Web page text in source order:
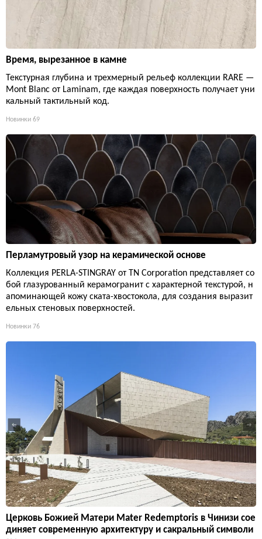
Время, вырезанное в камне
Текстурная глубина и трехмерный рельеф коллекции RARE —
Mont Blanc от Laminam, где каждая поверхность получает уни
кальный тактильный код.
Новинки 69
Перламутровый узор на керамической основе
Коллекция PERLA-STINGRAY от TN Corporation представляет со
бой глазурованный керамогранит с характерной текстурой, н
апоминающей кожу ската-хвостокола, для создания выразит
ельных стеновых поверхностей.
Новинки 76
Церковь Божией Матери Mater Redemptoris в Чинизи сое
диняет современную архитектуру и сакральный символи